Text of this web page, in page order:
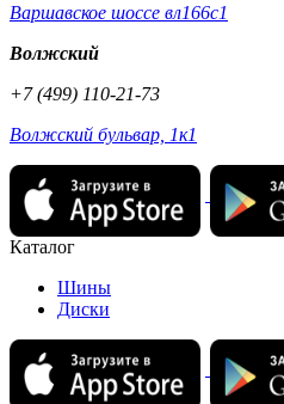
Варшавское шоссе вл166с1
Волжский
+7 (499) 110-21-73
Волжский бульвар, 1к1
Каталог
Шины
Диски